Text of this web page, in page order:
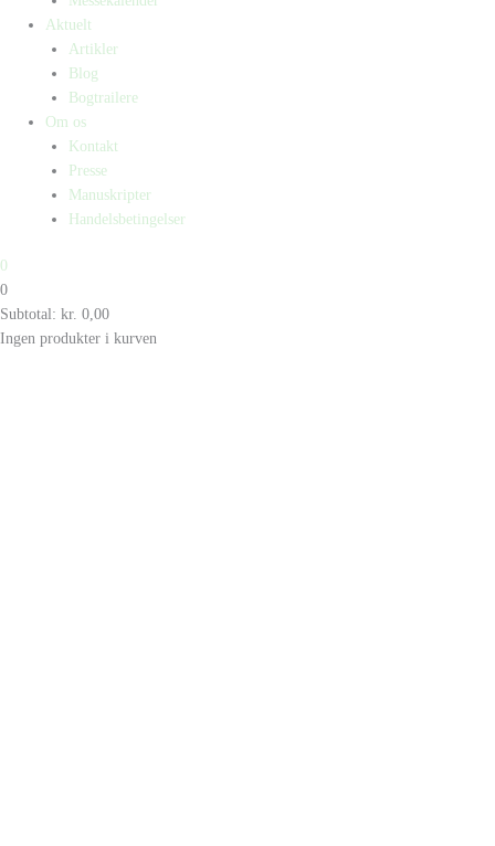
Aktuelt
Artikler
Blog
Bogtrailere
Om os
Kontakt
Presse
Manuskripter
Handelsbetingelser
0
0
Subtotal: kr. 0,00
Ingen produkter i kurven